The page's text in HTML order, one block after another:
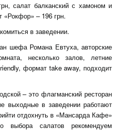
салат балканский с хамоном и
«Рокфор» – 196 грн.
в заведении.
шефа Романа Евтуха, авторские
несколько залов, летние
формат take away, подходит
– это флагманский ресторан
выходные в заведении работают
отдохнуть в «Мансарда Кафе»
выбора салатов рекомендуем